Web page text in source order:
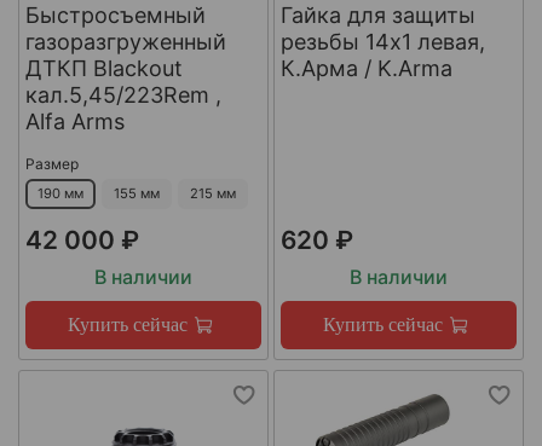
Быстросъемный
газоразгруженный
ДТКП Blackout
кал.5,45/223Rem ,
Alfa Arms
Размер
190 мм 155 мм 215 мм
42 000 ₽
В наличии
Купить сейчас
Гайка для защиты
резьбы 14x1 левая,
К.Арма / K.Arma
620 ₽
В наличии
Купить сейчас